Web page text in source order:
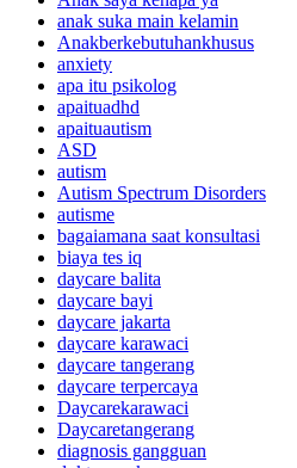
anak suka main kelamin
Anakberkebutuhankhusus
anxiety
apa itu psikolog
apaituadhd
apaituautism
ASD
autism
Autism Spectrum Disorders
autisme
bagaiamana saat konsultasi
biaya tes iq
daycare balita
daycare bayi
daycare jakarta
daycare karawaci
daycare tangerang
daycare terpercaya
Daycarekarawaci
Daycaretangerang
diagnosis gangguan